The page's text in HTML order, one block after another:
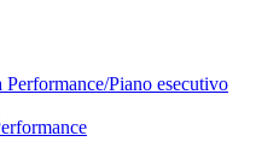
Performance/Piano esecutivo